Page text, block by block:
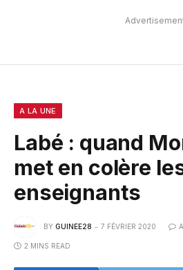
A LA UNE
Labé : quand
met en colère
enseignants
BY GUINEE28 7 FÉVRIER 2020
2 MINS READ